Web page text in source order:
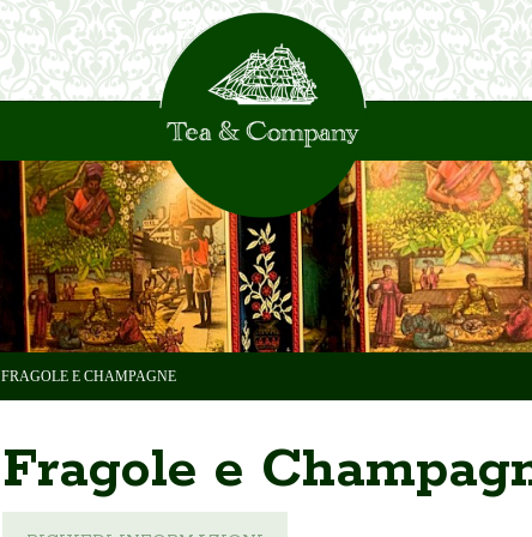
FRAGOLE E CHAMPAGNE
Fragole e